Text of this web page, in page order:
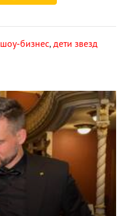
шоу-бизнес, дети звезд